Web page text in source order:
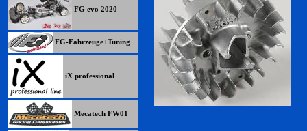
FG evo 2020
FG-Fahrzeuge+Tuning
iX professional
Mecatech FW01